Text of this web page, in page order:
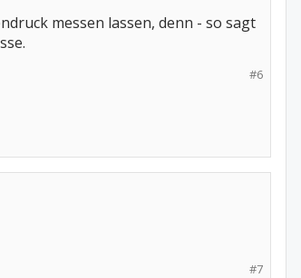
messen lassen, denn - so sagt
#6
#7